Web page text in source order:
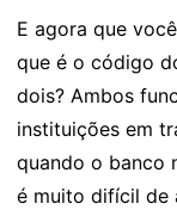
E agora que
que é o código
dois? Ambos
instituições em
quando o banco
é muito difícil de